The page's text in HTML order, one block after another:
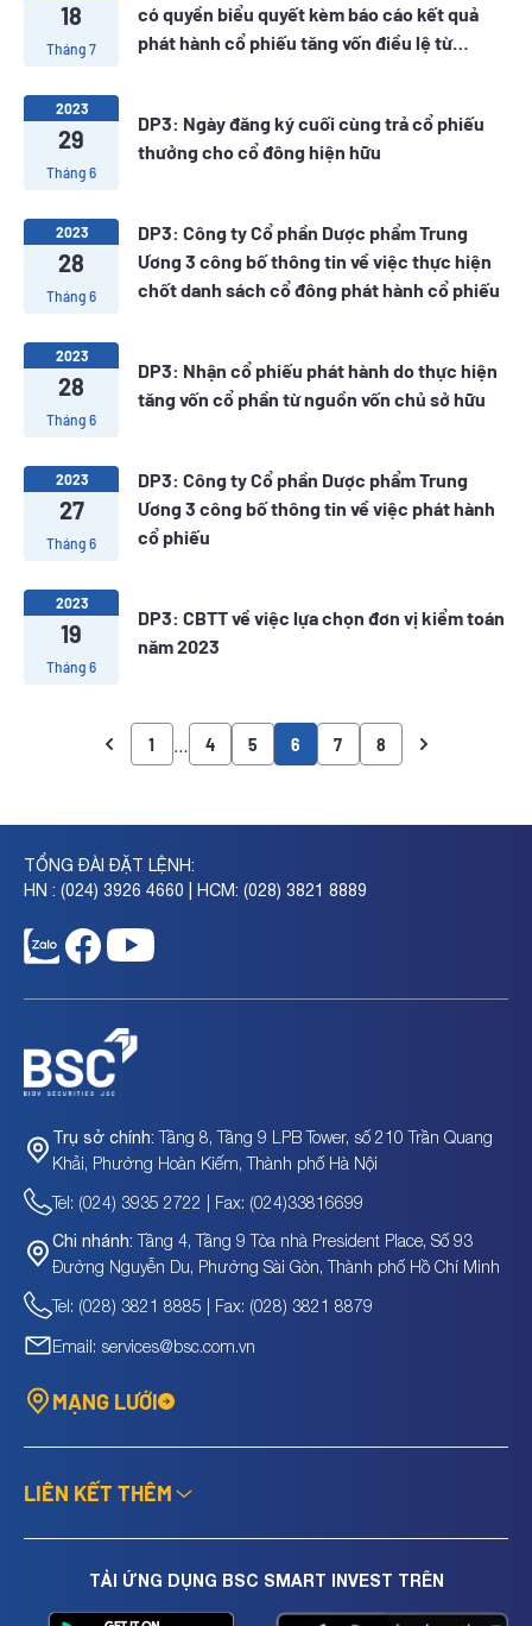
18
Tháng 7
có quyền biểu quyết kèm báo cáo kết quả
phát hành cổ phiếu tăng vốn điều lệ từ
2023
29
Tháng 6
DP3: Ngày đăng ký cuối cùng trả cổ phiếu
thưởng cho cổ đông hiện hữu
2023
28
Tháng 6
DP3: Công ty Cổ phần Dược phẩm Trung
Ương 3 công bố thông tin về việc thực hiện
chốt danh sách cổ đông phát hành cổ phiếu
2023
28
Tháng 6
DP3: Nhận cổ phiếu phát hành do thực hiện
tăng vốn cổ phần từ nguồn vốn chủ sở hữu
2023
27
Tháng 6
DP3: Công ty Cổ phần Dược phẩm Trung
Ương 3 công bố thông tin về việc phát hành
cổ phiếu
2023
19
Tháng 6
DP3: CBTT về việc lựa chọn đơn vị kiểm toán
năm 2023
1 4 5 6 7 8
TỔNG ĐÀI ĐẶT LỆNH:
HN : (024) 3926 4660 | HCM: (028) 3821 8889
Trụ sở chính: Tầng 8, Tầng 9 LPB Tower, số 210 Trần Quang
Khải, Phường Hoàn Kiếm, Thành phố Hà Nội
Tel: (024) 3935 2722 | Fax: (024)33816699
Chi nhánh: Tầng 4, Tầng 9 Tòa nhà President Place, Số 93
Đường Nguyễn Du, Phường Sài Gòn, Thành phố Hồ Chí Minh
Tel: (028) 3821 8885 | Fax: (028) 3821 8879
Email: services@bsc.com.vn
MẠNG LƯỚI
LIÊN KẾT THÊM
TẢI ỨNG DỤNG BSC SMART INVEST TRÊN